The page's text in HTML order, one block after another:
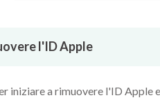
l'ID Apple
iniziare a rimuovere l'ID Apple